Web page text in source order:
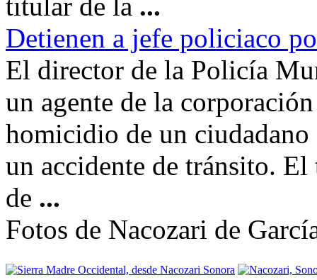
Detienen a jefe policiaco
El director de la Policía
un agente de la
homicidio de un
un accidente de tránsito.
de ...
Fotos de Nacozari de